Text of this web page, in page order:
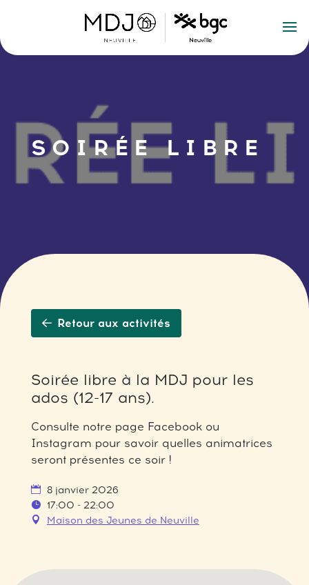
SOIRÉE LIBRE
Retour aux activités
Soirée libre à la MDJ pour les
ados (12-17 ans).
Consulte notre page Facebook ou
Instagram pour savoir quelles animatrices
seront présentes ce soir !
8 janvier 2026
17:00 - 22:00
Maison des Jeunes de Neuville